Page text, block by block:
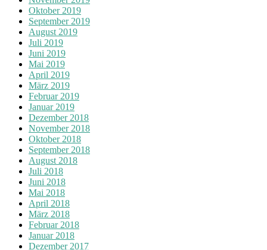
Oktober 2019
September 2019
August 2019
Juli 2019
Juni 2019
Mai 2019
April 2019
März 2019
Februar 2019
Januar 2019
Dezember 2018
November 2018
Oktober 2018
September 2018
August 2018
Juli 2018
Juni 2018
Mai 2018
April 2018
März 2018
Februar 2018
Januar 2018
Dezember 2017